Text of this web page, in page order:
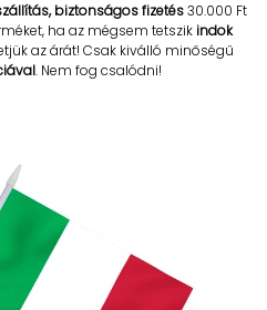
biztonságos fizetés30.000 Ft
ha az mégsem tetszikindok
az árát! Csak kiválló minőségű
. Nem fog csalódni!